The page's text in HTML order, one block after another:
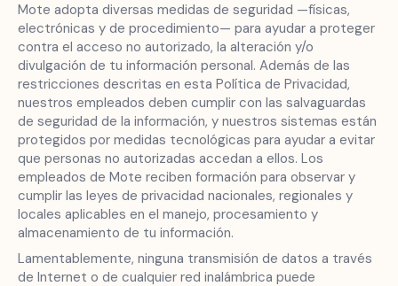
Mote adopta diversas medidas de seguridad —físicas,
electrónicas y de procedimiento— para ayudar a proteger
contra el acceso no autorizado, la alteración y/o
divulgación de tu información personal. Además de las
restricciones descritas en esta Política de Privacidad,
nuestros empleados deben cumplir con las salvaguardas
de seguridad de la información, y nuestros sistemas están
protegidos por medidas tecnológicas para ayudar a evitar
que personas no autorizadas accedan a ellos. Los
empleados de Mote reciben formación para observar y
cumplir las leyes de privacidad nacionales, regionales y
locales aplicables en el manejo, procesamiento y
almacenamiento de tu información.
Lamentablemente, ninguna transmisión de datos a través
de Internet o de cualquier red inalámbrica puede